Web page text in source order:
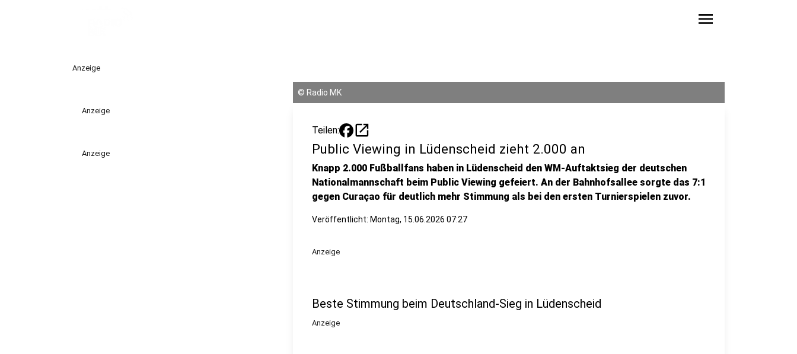
menu
Anzeige
Anzeige
Anzeige
© Radio MK
Teilen: open_in_new
Public Viewing in Lüdenscheid zieht 2.000 an
Knapp 2.000 Fußballfans haben in Lüdenscheid den WM-Auftaktsieg der deutschen
Nationalmannschaft beim Public Viewing gefeiert. An der Bahnhofsallee sorgte das 7:1
gegen Curaçao für deutlich mehr Stimmung als bei den ersten Turnierspielen zuvor.
Veröffentlicht: Montag, 15.06.2026 07:27
Anzeige
Beste Stimmung beim Deutschland-Sieg in Lüdenscheid
Anzeige